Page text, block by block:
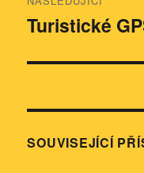
Následující
Turistické
SOUVISEJÍCÍ